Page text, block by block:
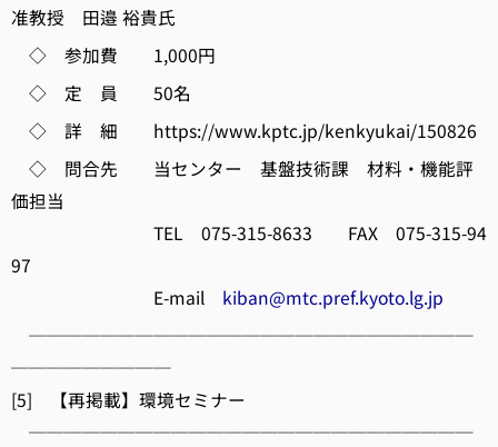
准教授 田邉 裕貴氏
◇ 参加費 1,000円
◇ 定 員 50名
◇ 詳 細 https://www.kptc.jp/kenkyukai/150826
◇ 問合先 当センター 基盤技術課 材料・機能評
価担当
TEL 075-315-8633 FAX 075-315-94
97
E-mail kiban@mtc.pref.kyoto.lg.jp
─────────────────────────
─────────
[5] 【再掲載】環境セミナー
─────────────────────────